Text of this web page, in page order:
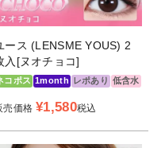
ース (LENSME YOUS) 2
入[ヌオチョコ]
コポス 1month レポあり 低含水
売価格 ¥1,580税込